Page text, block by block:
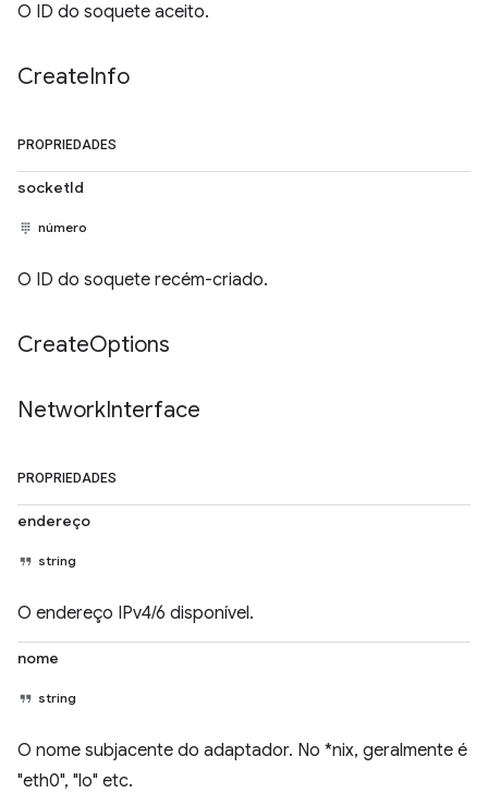
O ID do soquete aceito.
CreateInfo
PROPRIEDADES
socketId
número
O ID do soquete recém-criado.
CreateOptions
NetworkInterface
PROPRIEDADES
endereço
string
O endereço IPv4/6 disponível.
nome
string
O nome subjacente do adaptador. No *nix, geralmente é
"eth0", "lo" etc.